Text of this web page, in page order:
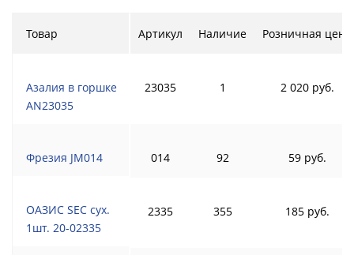
Товар
Азалия в горшке
AN23035
Фрезия JM014
ОАЗИС SEC сух.
1шт. 20-02335
Артикул Наличие Розничная цена
23035 1 2 020 руб.
014 92 59 руб.
2335 355 185 руб.